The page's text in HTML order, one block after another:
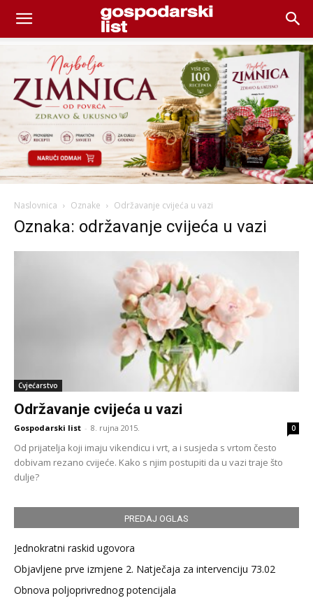
Naslovnica Oznake Održavanje cvijeća u vazi
Oznaka: održavanje cvijeća u vazi
Cvjećarstvo
Održavanje cvijeća u vazi
Gospodarski list - 8. rujna 2015. 0
Od prijatelja koji imaju vikendicu i vrt, a i susjeda s vrtom često
dobivam rezano cvijeće. Kako s njim postupiti da u vazi traje što
dulje?
PREDAJ OGLAS
Jednokratni raskid ugovora
Objavljene prve izmjene 2. Natječaja za intervenciju 73.02
Obnova poljoprivrednog potencijala